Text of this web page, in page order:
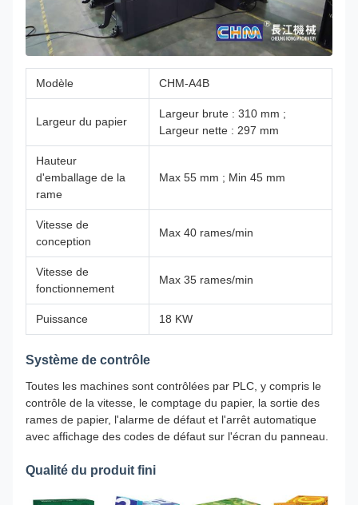
Modèle CHM-A4B
Largeur du papier
Largeur brute : 310 mm ;
Largeur nette : 297 mm
Hauteur
d'emballage de la
rame
Max 55 mm ; Min 45 mm
Vitesse de
conception
Max 40 rames/min
Vitesse de
fonctionnement
Max 35 rames/min
Puissance 18 KW
Système de contrôle
Toutes les machines sont contrôlées par PLC, y compris le
contrôle de la vitesse, le comptage du papier, la sortie des
rames de papier, l'alarme de défaut et l'arrêt automatique
avec affichage des codes de défaut sur l'écran du panneau.
Qualité du produit fini